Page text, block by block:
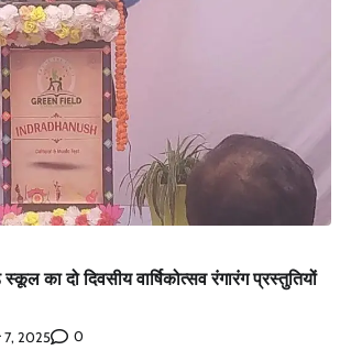
का दो दिवसीय वार्षिकोत्सव रंगारंग प्रस्तुतियों
7, 2025 0